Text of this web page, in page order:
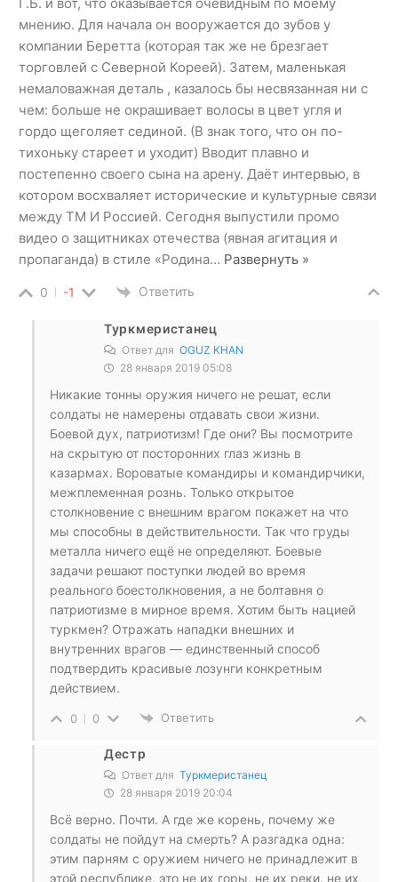
мнению. Для начала он вооружается до зубов у
компании Беретта (которая так же не брезгает
торговлей с Северной Кореей). Затем, маленькая
немаловажная деталь , казалось бы несвязанная ни с
чем: больше не окрашивает волосы в цвет угля и
гордо щеголяет сединой. (В знак того, что он по-
тихоньку стареет и уходит) Вводит плавно и
постепенно своего сына на арену. Даёт интервью, в
котором восхваляет исторические и культурные связи
между ТМ И Россией. Сегодня выпустили промо
видео о защитниках отечества (явная агитация и
пропаганда) в стиле «Родина… Развернуть »
0 -1 Ответить
Туркмеристанец
Ответ для OGUZ KHAN
28 января 2019 05:08
Никакие тонны оружия ничего не решат, если
солдаты не намерены отдавать свои жизни.
Боевой дух, патриотизм! Где они? Вы посмотрите
на скрытую от посторонних глаз жизнь в
казармах. Вороватые командиры и командирчики,
межплеменная рознь. Только открытое
столкновение с внешним врагом покажет на что
мы способны в действительности. Так что груды
металла ничего ещё не определяют. Боевые
задачи решают поступки людей во время
реального боестолкновения, а не болтавня о
патриотизме в мирное время. Хотим быть нацией
туркмен? Отражать нападки внешних и
внутренних врагов — единственный способ
подтвердить красивые лозунги конкретным
действием.
0 0 Ответить
Дестр
Ответ для Туркмеристанец
28 января 2019 20:04
Всё верно. Почти. А где же корень, почему же
солдаты не пойдут на смерть? А разгадка одна:
этим парням с оружием ничего не принадлежит в
этой республике, это не их горы, не их реки, не их